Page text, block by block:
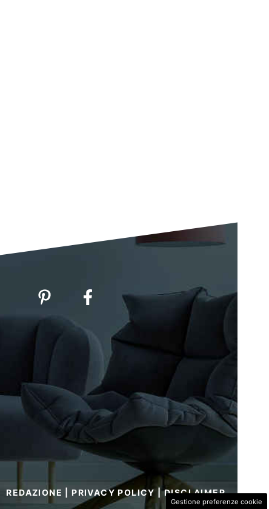
REDAZIONE PRIVACY POLICY |DISCLAIMER
Gestione preferenze cookie